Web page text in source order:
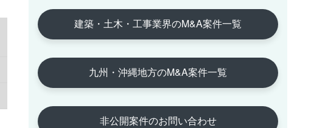
建築・土木・工事業界のM&A案件一覧
九州・沖縄地方のM&A案件一覧
非公開案件のお問い合わせ